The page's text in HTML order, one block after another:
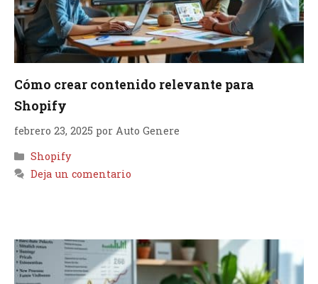
Cómo crear contenido relevante para
Shopify
febrero 23, 2025 por Auto Genere
Categorías
Shopify
Deja un comentario